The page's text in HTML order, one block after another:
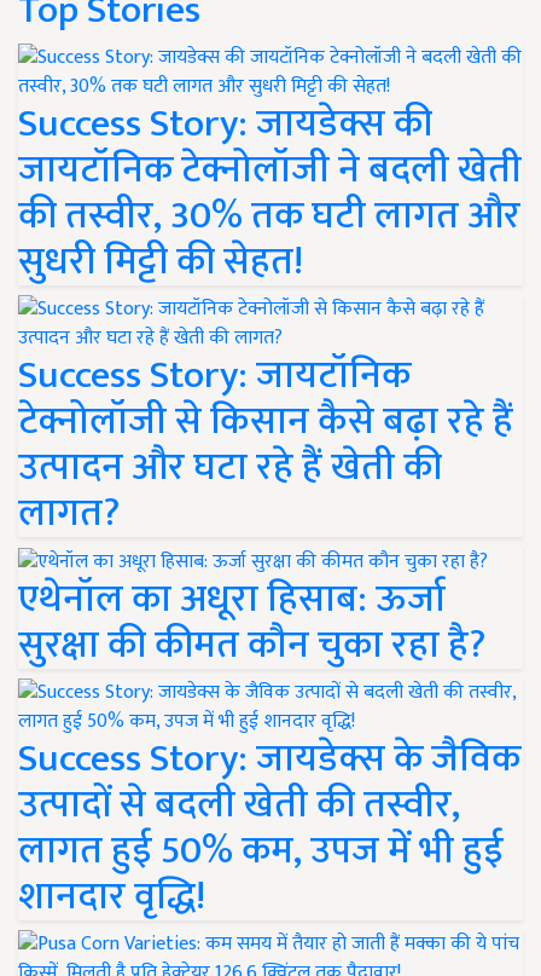
Success Story: जायडेक्स की
जायटॉनिक टेक्नोलॉजी ने बदली खेती
की तस्वीर, 30% तक घटी लागत और
सुधरी मिट्टी की सेहत!
Success Story: जायटॉनिक
टेक्नोलॉजी से किसान कैसे बढ़ा रहे हैं
उत्पादन और घटा रहे हैं खेती की
लागत?
एथेनॉल का अधूरा हिसाब: ऊर्जा
सुरक्षा की कीमत कौन चुका रहा है?
Success Story: जायडेक्स के जैविक
उत्पादों से बदली खेती की तस्वीर,
लागत हुई 50% कम, उपज में भी हुई
शानदार वृद्धि!